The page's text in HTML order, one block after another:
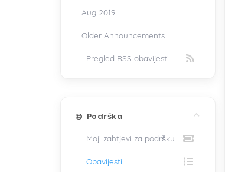
Aug 2019
Older Announcements...
Pregled RSS obavijesti
Podrška
Moji zahtjevi za podršku
Obavijesti